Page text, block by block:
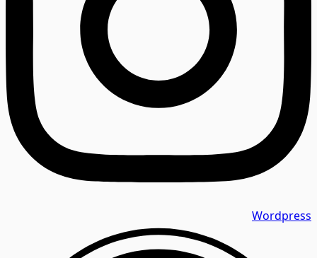
Wordpress